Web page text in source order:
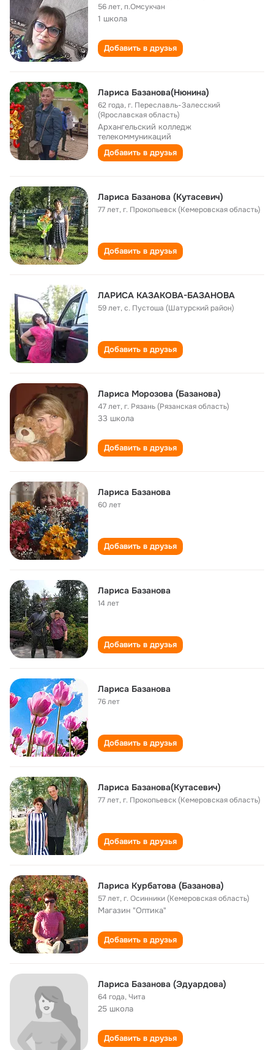
56 лет,п.Омсукчан
1 школа
Добавить в друзья
Лариса Базанова(Нюнина)
62 года,г. Переславль-Залесский
(Ярославская область)
Архангельский колледж
телекоммуникаций
Добавить в друзья
Лариса Базанова (Кутасевич)
77 лет,г. Прокопьевск (Кемеровская область)
Добавить в друзья
ЛАРИСА КАЗАКОВА-БАЗАНОВА
59 лет,с. Пустоша (Шатурский район)
Добавить в друзья
Лариса Морозова (Базанова)
47 лет,г. Рязань (Рязанская область)
33 школа
Добавить в друзья
Лариса Базанова
60 лет
Добавить в друзья
Лариса Базанова
14 лет
Добавить в друзья
Лариса Базанова
76 лет
Добавить в друзья
Лариса Базанова(Кутасевич)
77 лет,г. Прокопьевск (Кемеровская область)
Добавить в друзья
Лариса Курбатова (Базанова)
57 лет,г. Осинники (Кемеровская область)
Магазин "Оптика"
Добавить в друзья
Лариса Базанова (Эдуардова)
64 года,Чита
25 школа
Добавить в друзья